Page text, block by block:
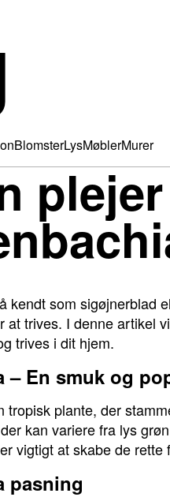
BlomsterLysMøblerMurer
kendt som
trives. I denne artikel
trives i dit hjem.
– En smuk og
tropisk plante, der
kan variere fra lys
vigtigt at skabe de rette
pasning